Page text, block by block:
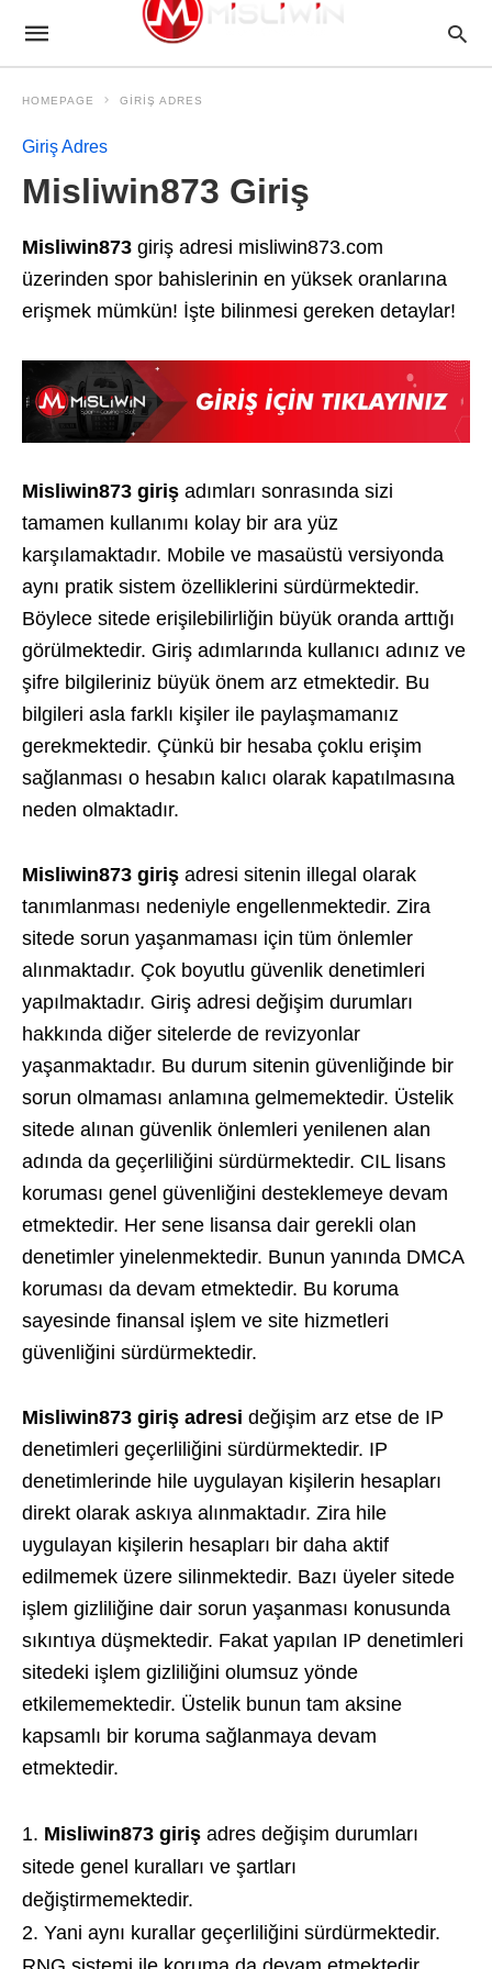
HOMEPAGE GIRIŞ ADRES
Giriş Adres
Misliwin873 Giriş
Misliwin873 giriş adresi misliwin873.com
üzerinden spor bahislerinin en yüksek oranlarına
erişmek mümkün! İşte bilinmesi gereken detaylar!
Misliwin873 giriş adımları sonrasında sizi
tamamen kullanımı kolay bir ara yüz
karşılamaktadır. Mobile ve masaüstü versiyonda
aynı pratik sistem özelliklerini sürdürmektedir.
Böylece sitede erişilebilirliğin büyük oranda arttığı
görülmektedir. Giriş adımlarında kullanıcı adınız ve
şifre bilgileriniz büyük önem arz etmektedir. Bu
bilgileri asla farklı kişiler ile paylaşmamanız
gerekmektedir. Çünkü bir hesaba çoklu erişim
sağlanması o hesabın kalıcı olarak kapatılmasına
neden olmaktadır.
Misliwin873 giriş adresi sitenin illegal olarak
tanımlanması nedeniyle engellenmektedir. Zira
sitede sorun yaşanmaması için tüm önlemler
alınmaktadır. Çok boyutlu güvenlik denetimleri
yapılmaktadır. Giriş adresi değişim durumları
hakkında diğer sitelerde de revizyonlar
yaşanmaktadır. Bu durum sitenin güvenliğinde bir
sorun olmaması anlamına gelmemektedir. Üstelik
sitede alınan güvenlik önlemleri yenilenen alan
adında da geçerliliğini sürdürmektedir. CIL lisans
koruması genel güvenliğini desteklemeye devam
etmektedir. Her sene lisansa dair gerekli olan
denetimler yinelenmektedir. Bunun yanında DMCA
koruması da devam etmektedir. Bu koruma
sayesinde finansal işlem ve site hizmetleri
güvenliğini sürdürmektedir.
Misliwin873 giriş adresi değişim arz etse de IP
denetimleri geçerliliğini sürdürmektedir. IP
denetimlerinde hile uygulayan kişilerin hesapları
direkt olarak askıya alınmaktadır. Zira hile
uygulayan kişilerin hesapları bir daha aktif
edilmemek üzere silinmektedir. Bazı üyeler sitede
işlem gizliliğine dair sorun yaşanması konusunda
sıkıntıya düşmektedir. Fakat yapılan IP denetimleri
sitedeki işlem gizliliğini olumsuz yönde
etkilememektedir. Üstelik bunun tam aksine
kapsamlı bir koruma sağlanmaya devam
etmektedir.
Misliwin873 giriş adres değişim durumları
sitede genel kuralları ve şartları
değiştirmemektedir.
Yani aynı kurallar geçerliliğini sürdürmektedir.